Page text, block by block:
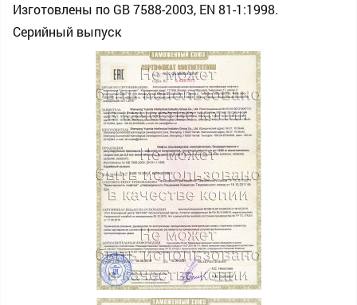
Изготовлены по GB 7588-2003, EN 81-1:1998.
Серийный выпуск